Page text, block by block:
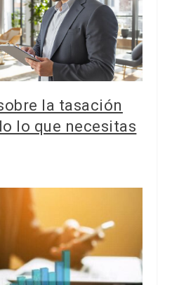
la tasación
lo que necesitas